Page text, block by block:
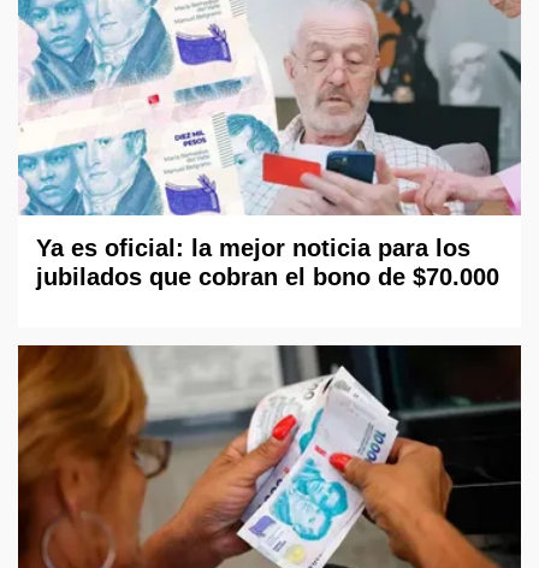
Ya es oficial: la mejor noticia para los
jubilados que cobran el bono de $70.000